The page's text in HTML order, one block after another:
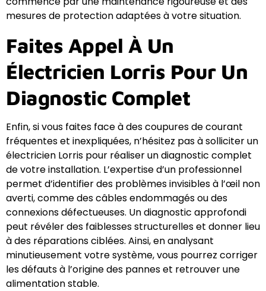
mesures de protection adaptées à votre situation.
Faites Appel À Un
Électricien Lorris Pour Un
Diagnostic Complet
Enfin, si vous faites face à des coupures de courant
fréquentes et inexpliquées, n’hésitez pas à solliciter un
électricien Lorris pour réaliser un diagnostic complet
de votre installation. L’expertise d’un professionnel
permet d’identifier des problèmes invisibles à l’œil non
averti, comme des câbles endommagés ou des
connexions défectueuses. Un diagnostic approfondi
peut révéler des faiblesses structurelles et donner lieu
à des réparations ciblées. Ainsi, en analysant
minutieusement votre système, vous pourrez corriger
les défauts à l’origine des pannes et retrouver une
alimentation stable.